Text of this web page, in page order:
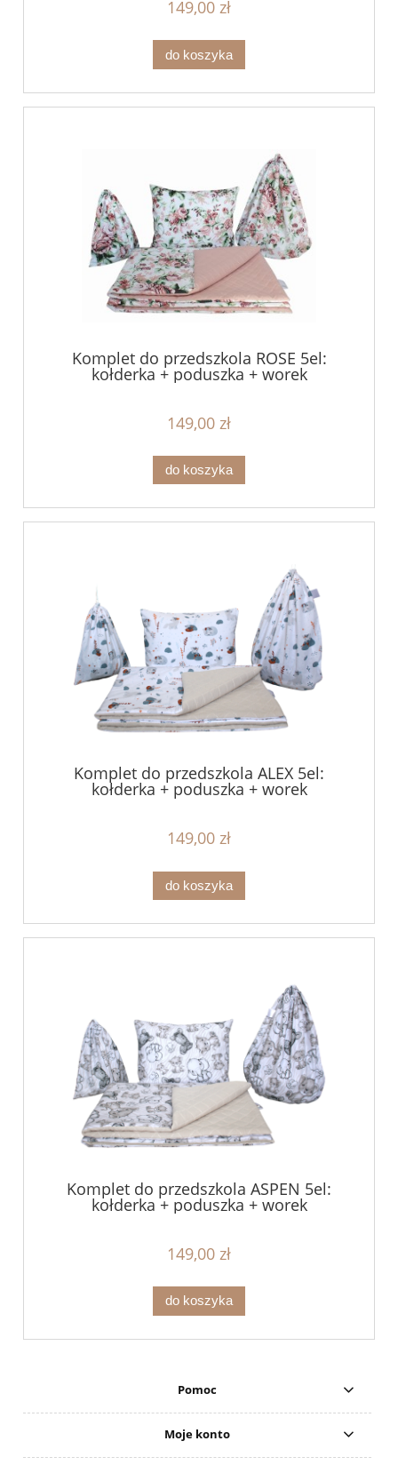
149,00 zł
do koszyka
Komplet do przedszkola ROSE 5el:
kołderka + poduszka + worek
149,00 zł
do koszyka
Komplet do przedszkola ALEX 5el:
kołderka + poduszka + worek
149,00 zł
do koszyka
Komplet do przedszkola ASPEN 5el:
kołderka + poduszka + worek
149,00 zł
do koszyka
Pomoc
Moje konto